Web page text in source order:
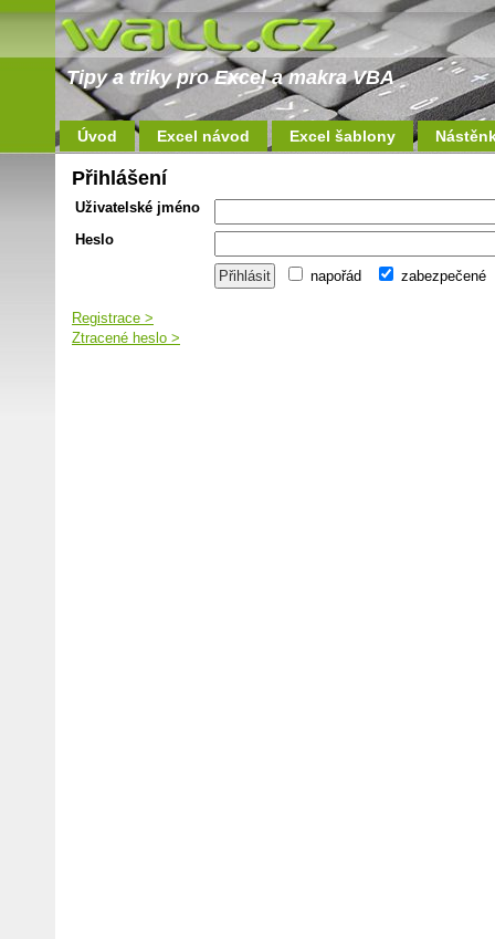
Tipy a triky pro Excel a makra VBA
Úvod Excel návod Excel šablony
Přihlášení
Uživatelské jméno
Heslo
napořád zabezpečené
Registrace >
Ztracené heslo >